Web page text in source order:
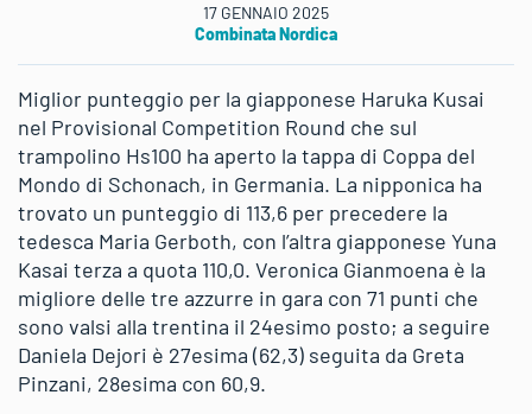
17 GENNAIO 2025
Combinata Nordica
Miglior punteggio per la giapponese Haruka Kusai
nel Provisional Competition Round che sul
trampolino Hs100 ha aperto la tappa di Coppa del
Mondo di Schonach, in Germania. La nipponica ha
trovato un punteggio di 113,6 per precedere la
tedesca Maria Gerboth, con l’altra giapponese Yuna
Kasai terza a quota 110,0. Veronica Gianmoena è la
migliore delle tre azzurre in gara con 71 punti che
sono valsi alla trentina il 24esimo posto; a seguire
Daniela Dejori è 27esima (62,3) seguita da Greta
Pinzani, 28esima con 60,9.